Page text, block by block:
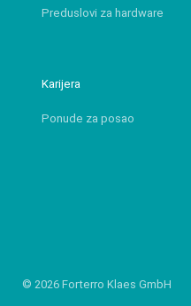
Preduslovi za hardware
Karijera
Ponude za posao
© 2026 Forterro Klaes GmbH